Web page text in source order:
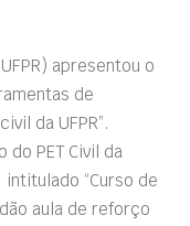
apresentou o
s de
da UFPR”.
PET Civil da
intitulado “Curso de
aula de reforço